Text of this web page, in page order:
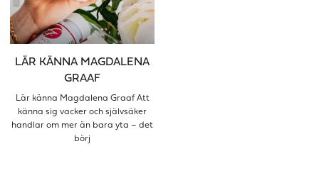
LÄR KÄNNA MAGDALENA
GRAAF
Lär känna Magdalena Graaf Att
känna sig vacker och självsäker
handlar om mer än bara yta – det
börj